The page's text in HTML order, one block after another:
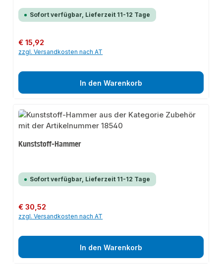
Sofort verfügbar, Lieferzeit 11-12 Tage
Regulärer Preis:
€ 15,92
zzgl. Versandkosten nach AT
In den Warenkorb
Kunststoff-Hammer
Sofort verfügbar, Lieferzeit 11-12 Tage
Regulärer Preis:
€ 30,52
zzgl. Versandkosten nach AT
In den Warenkorb